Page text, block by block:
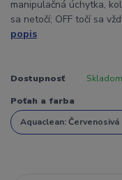
manipulačná úchytka,
sa netočí; OFF točí sa
popis
Dostupnosť
Poťah a farba